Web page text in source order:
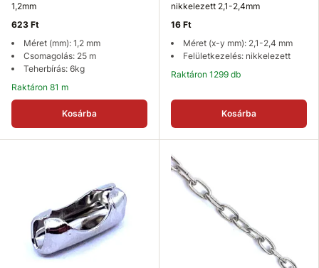
1,2mm
623 Ft
Méret (mm): 1,2 mm
Csomagolás: 25 m
Teherbírás: 6kg
Raktáron 81 m
Kosárba
nikkelezett 2,1-2,4mm
16 Ft
Méret (x-y mm): 2,1-2,4 mm
Felületkezelés: nikkelezett
Raktáron 1299 db
Kosárba